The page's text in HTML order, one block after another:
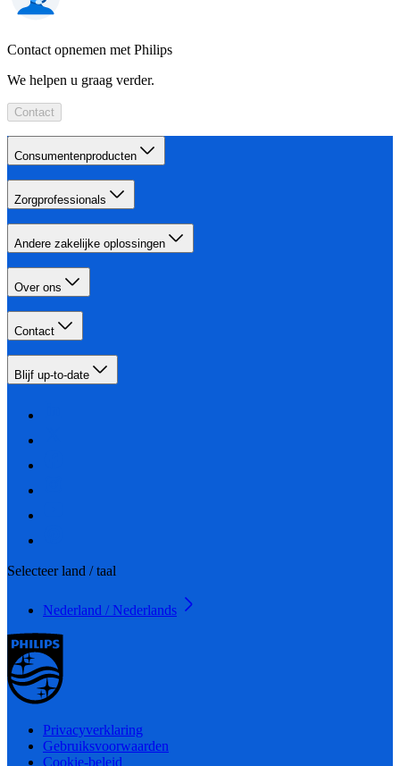
Contact opnemen met Philips
We helpen u graag verder.
Contact
Consumentenproducten
Zorgprofessionals
Andere zakelijke oplossingen
Over ons
Contact
Blijf up-to-date
Selecteer land / taal
Nederland / Nederlands
Privacyverklaring
Gebruiksvoorwaarden
Cookie-beleid